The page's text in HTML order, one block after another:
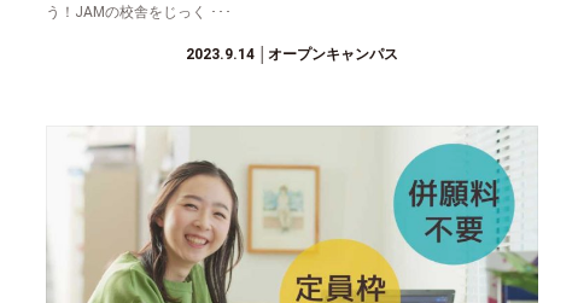
う！JAMの校舎をじっく ･･･
2023.9.14 │オープンキャンパス